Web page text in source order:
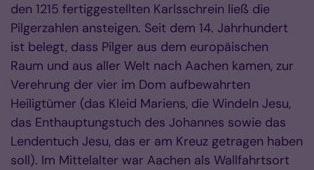
den 1215 fertiggestellten Karlsschrein ließ die
Pilgerzahlen ansteigen. Seit dem 14. Jahrhundert
ist belegt, dass Pilger aus dem europäischen
Raum und aus aller Welt nach Aachen kamen, zur
Verehrung der vier im Dom aufbewahrten
Heiligtümer (das Kleid Mariens, die Windeln Jesu,
das Enthauptungstuch des Johannes sowie das
Lendentuch Jesu, das er am Kreuz getragen haben
soll). Im Mittelalter war Aachen als Wallfahrtsort